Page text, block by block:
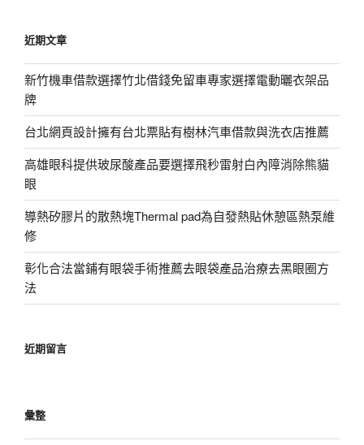
字:
近期文章
新竹機車借款選擇竹北借錢免留車專家選擇電動曬衣架品
牌
台北網頁設計擁有台北票貼有樹林汽車借款與洗衣店推薦
高雄眼科提供玻尿酸產品要選擇飛秒雷射白內障消除熊貓
眼
導熱矽膠片的散熱塊Thermal pad為自發熱貼休憩區熱泵維
修
彰化合法當鋪有眼袋手術推薦去眼袋產品治療去黑眼圈方
法
近期留言
彙整